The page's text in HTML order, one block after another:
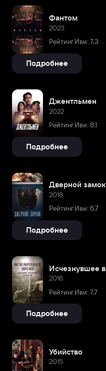
Фантом
2023
Рейтинг Иви: 7,3
Подробнее
Джентльмен
2022
Рейтинг Иви: 8,1
Подробнее
Дверной замок
2018
Рейтинг Иви: 6,7
Подробнее
2016
Рейтинг Иви: 7,7
Подробнее
Убийство
2015